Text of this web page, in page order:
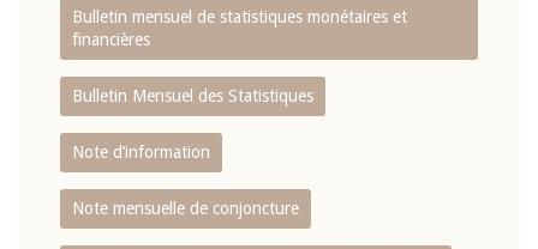
Bulletin mensuel de statistiques monétaires et
financières
Bulletin Mensuel des Statistiques
Note d’information
Note mensuelle de conjoncture